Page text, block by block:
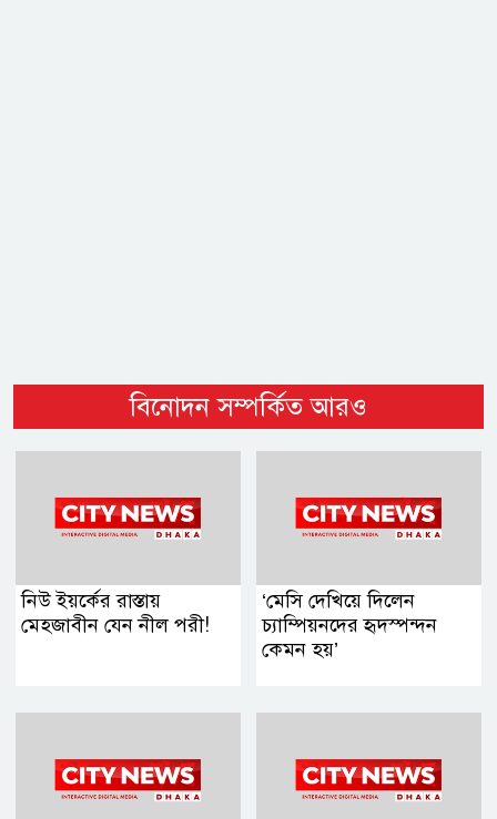
বিনোদন সম্পর্কিত আরও
নিউ ইয়র্কের রাস্তায়
মেহজাবীন যেন নীল পরী!
‘মেসি দেখিয়ে দিলেন
চ্যাম্পিয়নদের হৃদস্পন্দন
কেমন হয়’